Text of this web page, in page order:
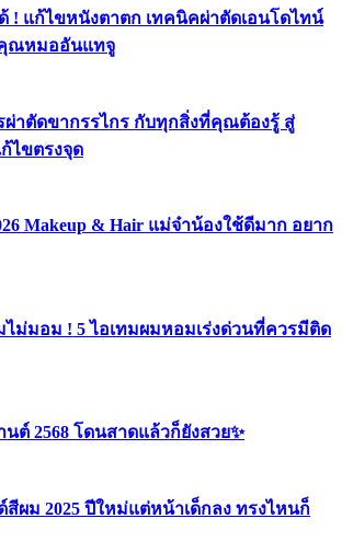
! แก้ไขหนังตาตก เทคนิคผ่าตัดเอนโดไทน์
ณหมออันแทจู
ผ่าตัดขากรรไกร กับทุกสิ่งที่คุณต้องรู้ สู่
ไขตรงจุด
Makeup & Hair แม่จ๋าน้องใช้ดีมาก อยาก
ไม่มอม ! 5 ไอเทมผมหอมเร่งด่วนที่ควรมีติด
ต์ 2568 โดนสาดแล้วก็ยังสวย✨
สีผม 2025 ปีใหม่แต่หน้าเด็กลง ทรงไหนก็